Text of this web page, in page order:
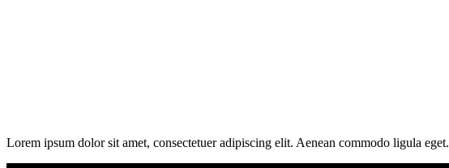
Lorem ipsum dolor sit amet, consectetuer adipiscing elit. Aenean commodo ligula eget.